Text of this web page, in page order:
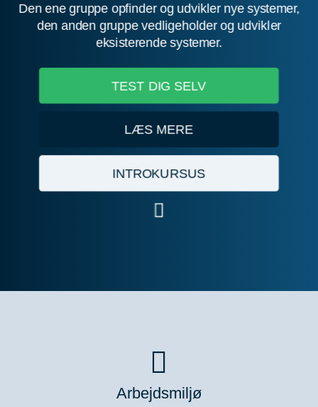
Den ene gruppe opfinder og udvikler nye systemer,
den anden gruppe vedligeholder og udvikler
eksisterende systemer.
TEST DIG SELV
LÆS MERE
INTROKURSUS
Arbejdsmiljø